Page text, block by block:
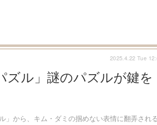
ズル」謎のパズルが鍵を
」から、キム・ダミの掴めない表情に翻弄される
2025.4.22 Tue